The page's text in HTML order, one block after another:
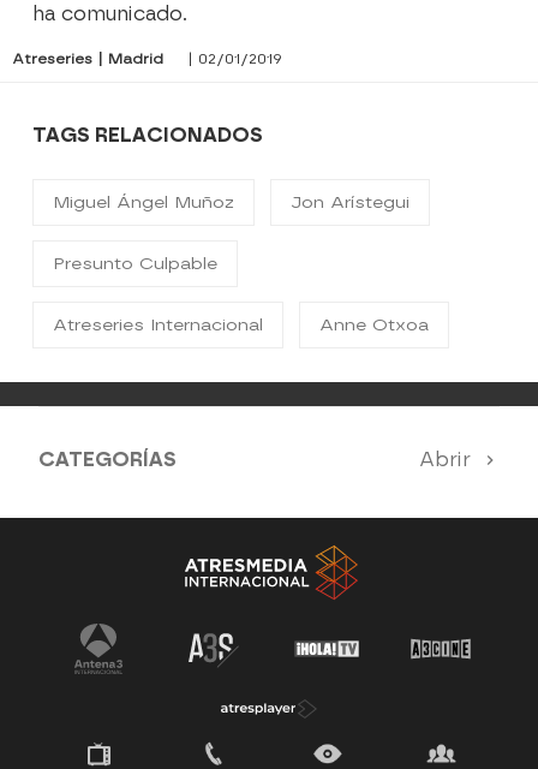
ha comunicado.
Atreseries | Madrid | 02/01/2019
TAGS RELACIONADOS
Miguel Ángel Muñoz Jon Arístegui
Presunto Culpable
Atreseries Internacional Anne Otxoa
CATEGORÍAS Abrir
SERIES 100% EN ESPAÑOL
SUEÑOS DE LIBERTAD ESTRENOS
UPA NEXT